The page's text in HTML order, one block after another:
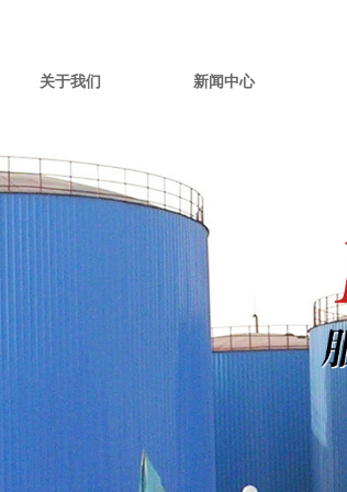
关于我们 新闻中心